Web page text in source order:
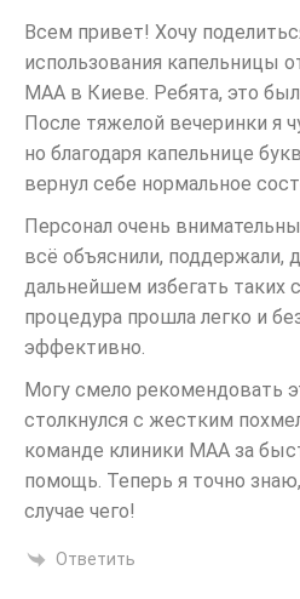
раствор глюкозы;
Диуретики для
они имеются;
Витамин В6 и
поддержания
для восстановления
Типы
похмелье
Всем привет! Хочу
использования капельницы
МАА в Киеве. Ребята, это
После тяжелой вечеринки я
но благодаря капельнице
вернул себе нормальное
Персонал очень
всё объяснили, поддержали,
дальнейшем избегать таких
процедура прошла легко и
эффективно.
Могу смело рекомендовать
столкнулся с жестким
команде клиники МАА за
помощь. Теперь я точно
случае чего!
Ответить